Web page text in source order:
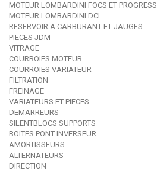
MOTEUR LOMBARDINI FOCS ET PROGRESS
MOTEUR LOMBARDINI DCI
RESERVOIR A CARBURANT ET JAUGES
PIECES JDM
VITRAGE
COURROIES MOTEUR
COURROIES VARIATEUR
FILTRATION
FREINAGE
VARIATEURS ET PIECES
DEMARREURS
SILENTBLOCS SUPPORTS
BOITES PONT INVERSEUR
AMORTISSEURS
ALTERNATEURS
DIRECTION